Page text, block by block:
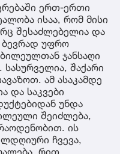
ერთ-ერთი
ისაა, რომ მისი
შესაძლებელია და
ბევრად უფრო
ჯანსაღი
შაქარი
ამ ასაკამდე
და საკვები
უნდა
შეიძლება,
ის
ჩვევა,
რით